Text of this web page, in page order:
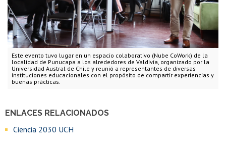
Este evento tuvo lugar en un espacio colaborativo (Nube CoWork) de la
localidad de Punucapa a los alrededores de Valdivia, organizado por la
Universidad Austral de Chile y reunió a representantes de diversas
instituciones educacionales con el propósito de compartir experiencias y
buenas prácticas.
ENLACES RELACIONADOS
Ciencia 2030 UCH